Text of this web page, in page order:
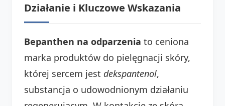
Działanie i Kluczowe Wskazania
Bepanthen na odparzenia to ceniona
marka produktów do pielęgnacji skóry,
której sercem jest dekspantenol,
substancja o udowodnionym działaniu